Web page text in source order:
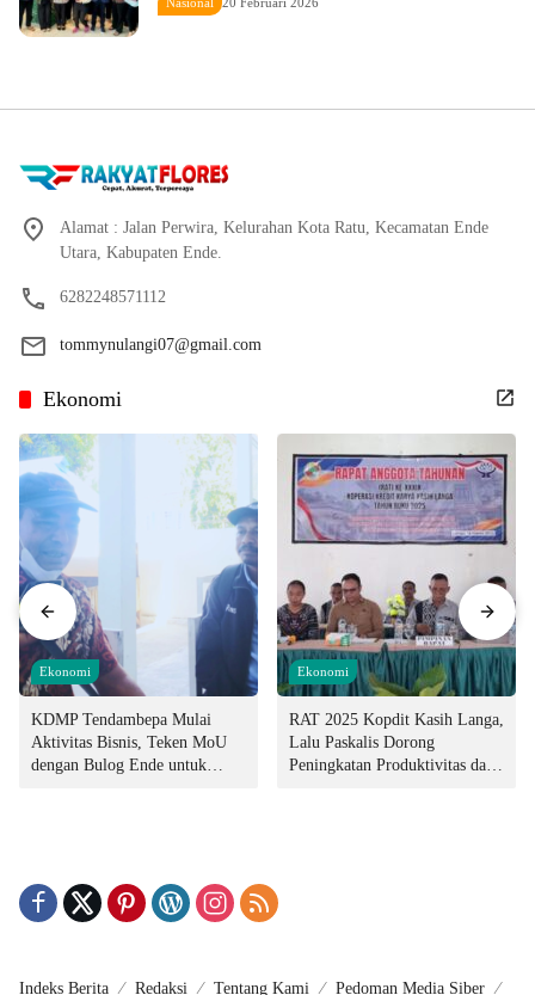
Alamat : Jalan Perwira, Kelurahan Kota Ratu, Kecamatan Ende
Utara, Kabupaten Ende.
6282248571112
tommynulangi07@gmail.com
Ekonomi
Ekonomi
KDMP Tendambepa Mulai
Aktivitas Bisnis, Teken MoU
dengan Bulog Ende untuk
Ekonomi
RAT 2025 Kopdit Kasih Langa,
Lalu Paskalis Dorong
Peningkatan Produktivitas dan
Indeks Berita Redaksi Tentang Kami Pedoman Media Siber